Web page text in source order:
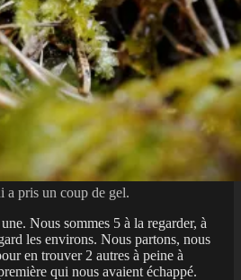
a pris un coup de gel.
Nous sommes 5 à la regarder, à
les environs. Nous partons, nous
en trouver 2 autres à peine à
qui nous avaient échappé.